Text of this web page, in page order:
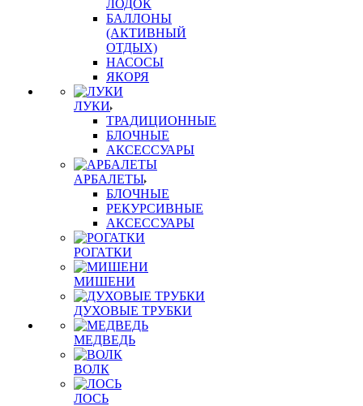
ЛОДОК
БАЛЛОНЫ
(АКТИВНЫЙ
ОТДЫХ)
НАСОСЫ
ЯКОРЯ
ЛУКИ
ТРАДИЦИОННЫЕ
БЛОЧНЫЕ
АКСЕССУАРЫ
АРБАЛЕТЫ
БЛОЧНЫЕ
РЕКУРСИВНЫЕ
АКСЕССУАРЫ
РОГАТКИ
МИШЕНИ
ДУХОВЫЕ ТРУБКИ
МЕДВЕДЬ
ВОЛК
ЛОСЬ